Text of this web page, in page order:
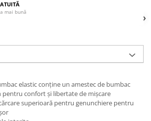
mai bună
elastic conține un amestec de bumbac
pentru confort și libertate de mișcare
superioară pentru genunchiere pentru